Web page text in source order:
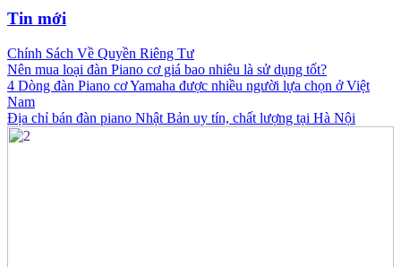
Tin mới
Chính Sách Về Quyền Riêng Tư
Nên mua loại đàn Piano cơ giá bao nhiêu là sử dụng tốt?
4 Dòng đàn Piano cơ Yamaha được nhiều người lựa chọn ở Việt
Nam
Địa chỉ bán đàn piano Nhật Bản uy tín, chất lượng tại Hà Nội